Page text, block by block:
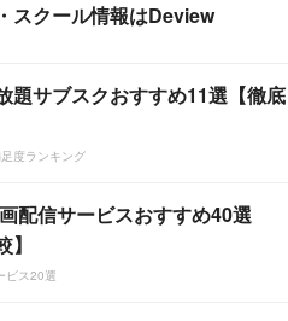
スクール情報はDeview
題サブスクおすすめ11選【徹底
度ランキング
配信サービスおすすめ40選
】
ビス20選